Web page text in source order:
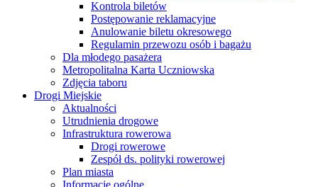
Kontrola biletów
Postępowanie reklamacyjne
Anulowanie biletu okresowego
Regulamin przewozu osób i bagażu
Dla młodego pasażera
Metropolitalna Karta Uczniowska
Zdjęcia taboru
Drogi Miejskie
Aktualności
Utrudnienia drogowe
Infrastruktura rowerowa
Drogi rowerowe
Zespół ds. polityki rowerowej
Plan miasta
Informacje ogólne